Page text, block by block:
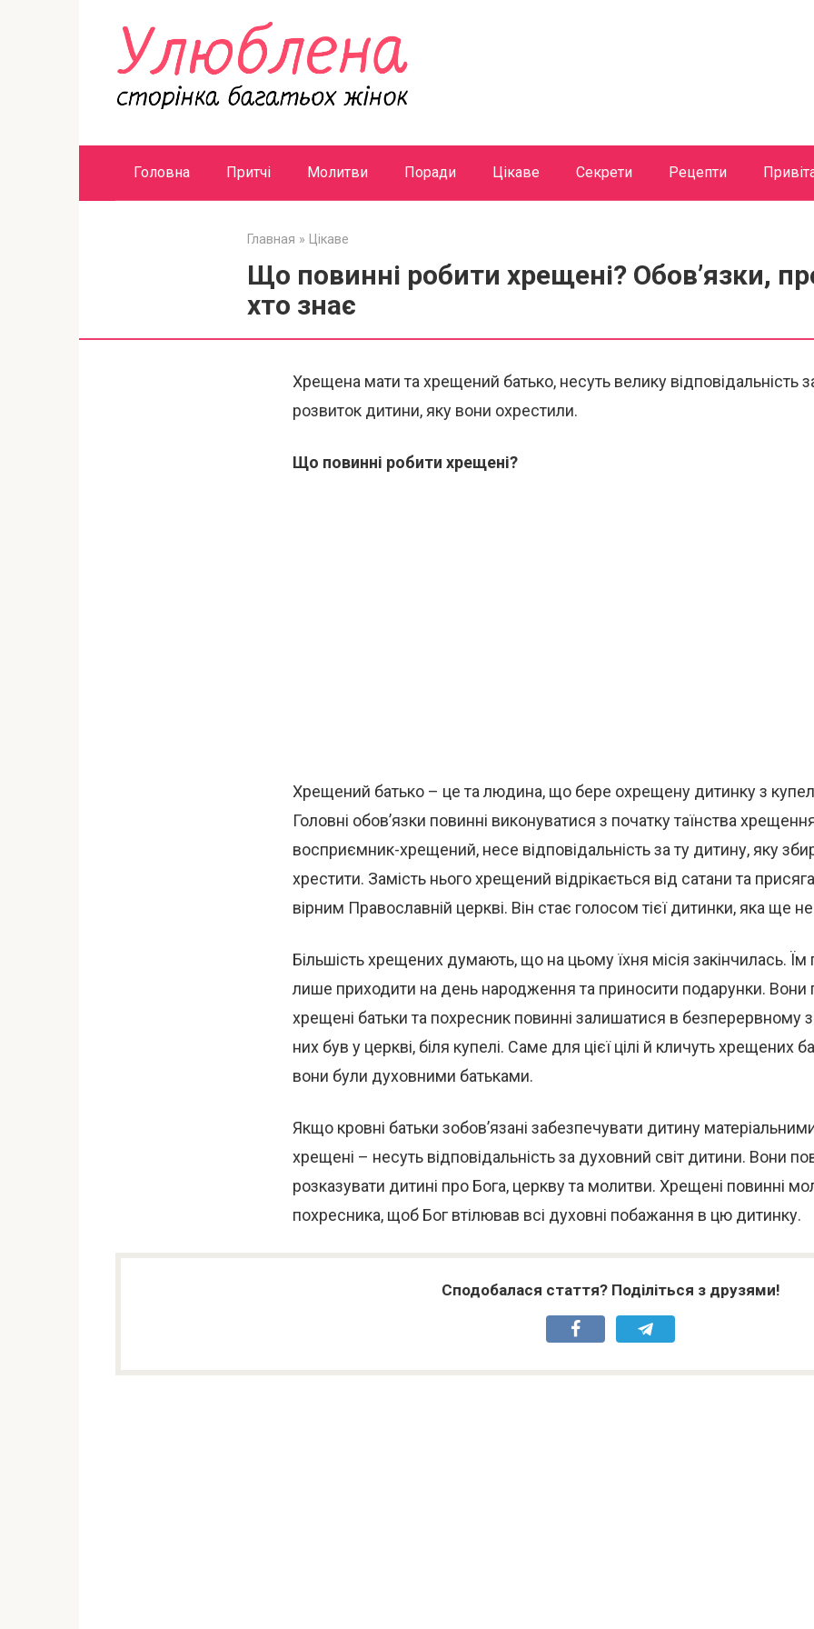
Головна Притчі Молитви Поради Цікаве Секрети Рецепти
Главная » Цікаве
Що повинні робити хрещені? Обов’язки,
хто знає
Хрещена мати та хрещений батько, несуть велику відповідальність
розвиток дитини, яку вони охрестили.
Що повинні робити хрещені?
Хрещений батько – це та людина, що бере охрещену дитинку з
Головні обов’язки повинні виконуватися з початку таїнства
восприємник-хрещений, несе відповідальність за ту дитину, яку
хрестити. Замість нього хрещений відрікається від сатани та
вірним Православній церкві. Він стає голосом тієї дитинки, яка ще
Більшість хрещених думають, що на цьому їхня місія закінчилась. Їм
лише приходити на день народження та приносити подарунки.
хрещені батьки та похресник повинні залишатися в безперервному
них був у церкві, біля купелі. Саме для цієї цілі й кличуть хрещених
вони були духовними батьками.
Якщо кровні батьки зобов’язані забезпечувати дитину
хрещені – несуть відповідальність за духовний світ дитини. Вони
розказувати дитині про Бога, церкву та молитви. Хрещені повинні
похресника, щоб Бог втілював всі духовні побажання в цю дитинку.
Сподобалася стаття? Поділіться з друзями!